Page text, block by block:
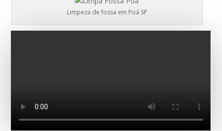
Limpeza de fossa em Poá SP